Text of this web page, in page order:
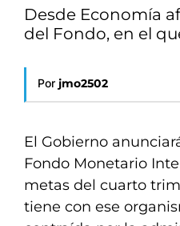
Desde Economía
del Fondo, en el
Por jmo2502
El Gobierno
Fondo Monetario
metas del cuarto
tiene con ese